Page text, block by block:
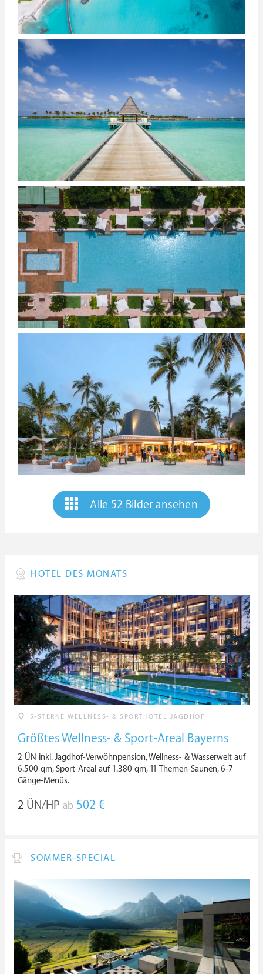
Alle 52 Bilder ansehen
HOTEL DES MONATS
5-STERNE WELLNESS- & SPORTHOTEL JAGDHOF
Größtes Wellness- & Sport-Areal Bayerns
2 ÜN inkl. Jagdhof-Verwöhnpension, Wellness- & Wasserwelt auf
6.500 qm, Sport-Areal auf 1.380 qm, 11 Themen-Saunen, 6-7
Gänge-Menüs.
2 ÜN/HP ab 502 €
SOMMER-SPECIAL